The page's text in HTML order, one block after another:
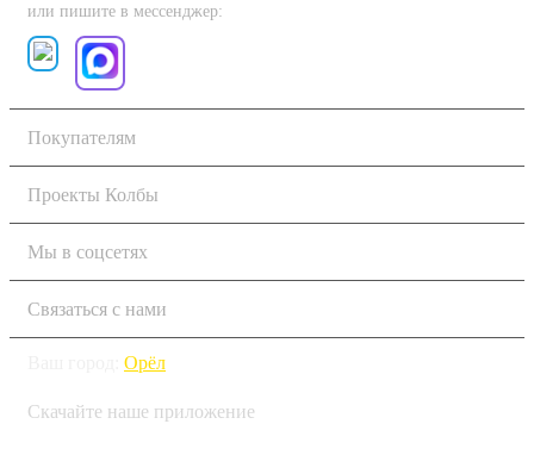
или пишите в мессенджер:
Покупателям
Проекты Колбы
Мы в соцсетях
Связаться с нами
Орёл
Скачайте наше приложение